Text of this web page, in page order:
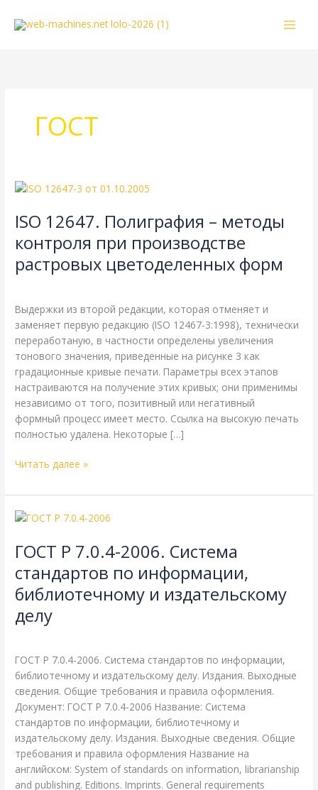
ГОСТ
ISO 12647. Полиграфия – методы
контроля при производстве
растровых цветоделенных форм
Выдержки из второй редакции, которая отменяет и
заменяет первую редакцию (ISO 12467-3:1998), технически
переработаную, в частности определены увеличения
тонового значения, приведенные на рисунке 3 как
градационные кривые печати. Параметры всех этапов
настраиваются на получение этих кривых; они применимы
независимо от того, позитивный или негативный
формный процесс имеет место. Ссылка на высокую печать
полностью удалена. Некоторые […]
ISO
Полиграфия
методы
контроля
растровых
цветоделенных
форм
Читать далее »
ГОСТ Р 7.0.4-2006. Система
стандартов по информации,
библиотечному и издательскому
делу
ГОСТ Р 7.0.4-2006. Система стандартов по информации,
библиотечному и издательскому делу. Издания. Выходные
сведения. Общие требования и правила оформления.
Документ: ГОСТ Р 7.0.4-2006 Название: Система
стандартов по информации, библиотечному и
издательскому делу. Издания. Выходные сведения. Общие
требования и правила оформления Название на
английском: System of standards on information, librarianship
and publishing. Editions. Imprints. General requirements
ГОСТ
7.0.4-
Система
стандартов
по
информации,
и
издательскому
делу